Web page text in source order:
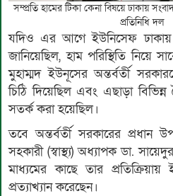
সম্প্রতি হামের টিকা কেনা বিষয়ে ঢাকায়
প্রতিনিধি দল
যদিও এর আগে ইউনিসেফ ঢাকায়
জানিয়েছিল, হাম পরিস্থিতি নিয়ে
মুহাম্মদ ইউনূসের অন্তর্বর্তী
চিঠি দিয়েছিল এবং এছাড়া
সতর্ক করা হয়েছিল।
তবে অন্তর্বর্তী সরকারের প্রধান
সহকারী (স্বাস্থ্য) অধ্যাপক ডা.
মাধ্যমের কাছে তার
প্রত্যাখ্যান করেছেন।